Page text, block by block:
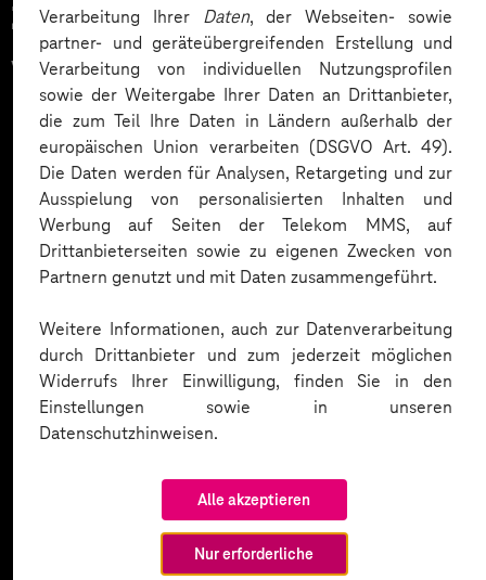
Verarbeitung Ihrer Daten, der Webseiten- sowie
partner- und geräteübergreifenden Erstellung und
Verarbeitung von individuellen Nutzungsprofilen
sowie der Weitergabe Ihrer Daten an Drittanbieter,
die zum Teil Ihre Daten in Ländern außerhalb der
europäischen Union verarbeiten (DSGVO Art. 49).
Die Daten werden für Analysen, Retargeting und zur
Ausspielung von personalisierten Inhalten und
Werbung auf Seiten der Telekom MMS, auf
Drittanbieterseiten sowie zu eigenen Zwecken von
Partnern genutzt und mit Daten zusammengeführt.
Weitere Informationen, auch zur Datenverarbeitung
durch Drittanbieter und zum jederzeit möglichen
Widerrufs Ihrer Einwilligung, finden Sie in den
Einstellungen sowie in unseren
Datenschutzhinweisen.
Alle akzeptieren
Nur erforderliche
Zahlreiche Unternehmen
vertrauen auf unsere
Expertise. Hier eine Auswahl: